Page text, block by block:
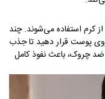
کرم استفاده می‌شوند. چند
پوست قرار دهید تا جذب
چروک، باعث نفوذ کامل